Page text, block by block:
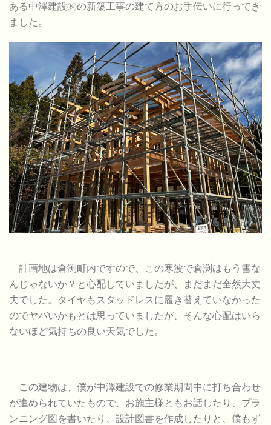
ある中澤建設㈱の新築工事の建て方のお手伝いに行ってき
ました。
計画地は倉渕町内ですので、この寒波で倉渕はもう雪な
んじゃないか？と心配していましたが、まだまだ全然大丈
夫でした。タイヤもスタッドレスに履き替えていなかった
のでヤバいかもとは思っていましたが、そんな心配はいら
ないほど気持ちの良い天気でした。
この建物は、僕が中澤建設での修業期間中に打ち合わせ
が進められていたもので、お施主様ともお話したり、プラ
ンニング図を書いたり、設計図書を作成したりと、僕もず